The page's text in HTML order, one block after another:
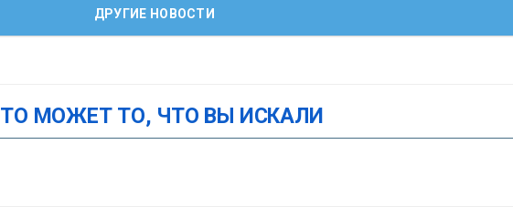
ДРУГИЕ НОВОСТИ
ЭТО МОЖЕТ ТО, ЧТО ВЫ ИСКАЛИ